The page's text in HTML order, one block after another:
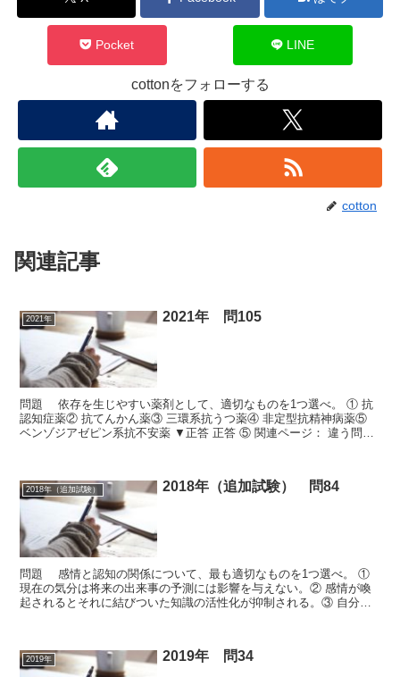
Pocket LINE
cottonをフォローする
cotton
関連記事
2021年 2021年 問105
問題 依存を生じやすい薬剤として、適切なものを1つ選べ。 ① 抗
認知症薬② 抗てんかん薬③ 三環系抗うつ薬④ 非定型抗精神病薬⑤
ベンゾジアゼピン系抗不安薬 ▼正答 正答 ⑤ 関連ページ： 違う問題
2018年（追加試験） 2018年（追加試験） 問84
問題 感情と認知の関係について、最も適切なものを1つ選べ。 ①
現在の気分は将来の出来事の予測には影響を与えない。② 感情が喚
起されるとそれに結びついた知識の活性化が抑制される。③ 自分の
2019年 2019年 問34